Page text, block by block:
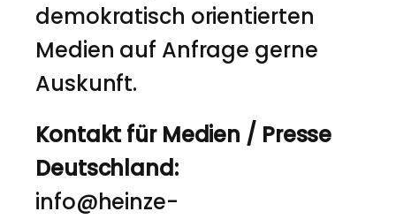
demokratisch orientierten
Medien auf Anfrage gerne
Auskunft.
Kontakt für Medien / Presse
Deutschland:
info@heinze-